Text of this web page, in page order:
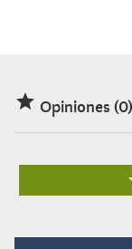
 Opiniones (0)